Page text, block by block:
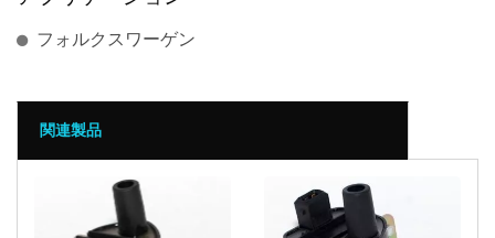
フォルクスワーゲン
関連製品